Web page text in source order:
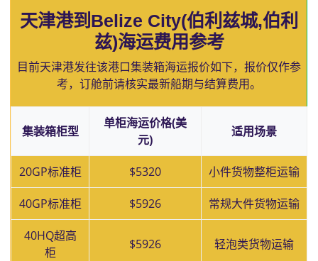
天津港到Belize City(伯利兹城,伯利
兹)海运费用参考
目前天津港发往该港口集装箱海运报价如下，报价仅作参
考，订舱前请核实最新船期与结算费用。
集装箱柜型
单柜海运价格(美
元)
适用场景
20GP标准柜 $5320 小件货物整柜运输
40GP标准柜 $5926 常规大件货物运输
40HQ超高
柜
$5926 轻泡类货物运输